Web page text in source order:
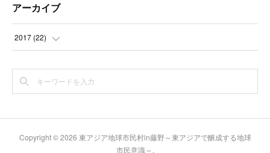
アーカイブ
2017 (22)
Copyright ©2026 東アジア地球市民村in藤野～東アジアで醸成する地球
市民意識～.